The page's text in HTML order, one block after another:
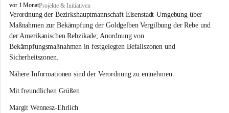
O
s
l
i
p
vor 1 MonatProjekte & Initiativen
Verordnung der Bezirkshauptmannschaft Eisenstadt-Umgebung über
Maßnahmen zur Bekämpfung der Goldgelben Vergilbung der Rebe und
der Amerikanischen Rebzikade; Anordnung von
Bekämpfungsmaßnahmen in festgelegten Befallszonen und
Sicherheitszonen.
Nähere Informationen sind der Verordnung zu entnehmen.
Mit freundlichen Grüßen
Margit Wennesz-Ehrlich